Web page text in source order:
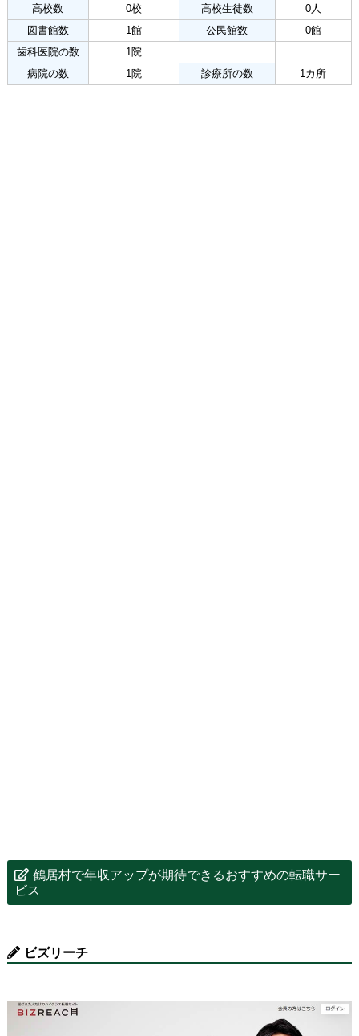
高校数 0校 高校生徒数
0人
図書館数
1館 公民館数
0館
歯科医院の数
1院
病院の数
1院 診療所の数 1カ所
鶴居村で年収アップが期待できるおすすめの転職サー
ビス
ビズリーチ